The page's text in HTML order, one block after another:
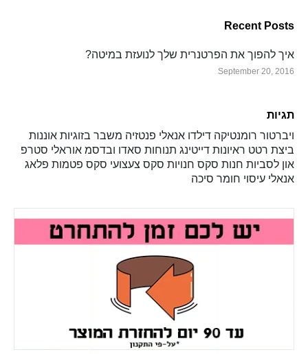
Recent Posts
איך להפוך את הפרטנרית שלך לנועזת במיטה?
September 20, 2016
תגיות
ויברטור רומנטיקה דילדו אנאלי פנטזיה משבר בזוגיות אוננות
ביצת רטט ראיונות דייטינג תנוחות סאדו ובדסמ אוראלי סטרפ
און לסביות חנות סקס חנויות סקס צעצועי סקס פטמות פלאג
אנאלי עיסוי חומר סיכה